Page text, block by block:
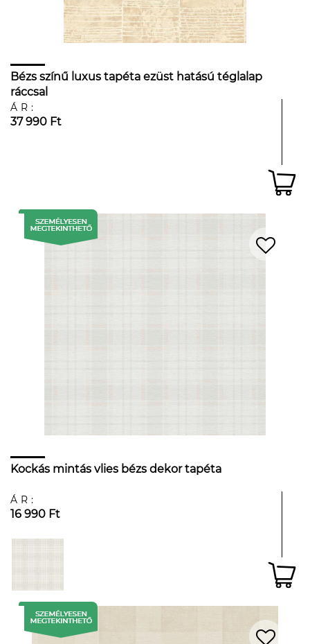
Bézs színű luxus tapéta ezüst hatású téglalap
ráccsal
ÁR:
37 990 Ft
Kockás mintás vlies bézs dekor tapéta
ÁR:
16 990 Ft